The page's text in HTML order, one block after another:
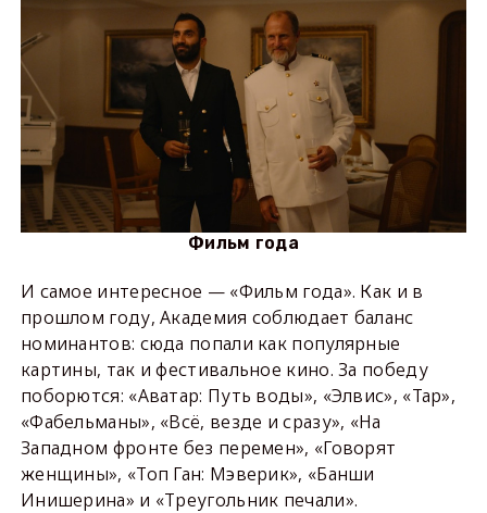
Фильм года
И самое интересное — «Фильм года». Как и в
прошлом году, Академия соблюдает баланс
номинантов: сюда попали как популярные
картины, так и фестивальное кино. За победу
поборются: «Аватар: Путь воды», «Элвис», «Тар»,
«Фабельманы», «Всё, везде и сразу», «На
Западном фронте без перемен», «Говорят
женщины», «Топ Ган: Мэверик», «Банши
Инишерина» и «Треугольник печали».